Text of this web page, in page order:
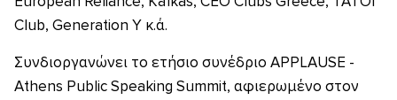
Club, Generation Y κ.ά.
Συνδιοργανώνει το ετήσιο συνέδριο APPLAUSE -
Athens Public Speaking Summit, αφιερωμένο στον